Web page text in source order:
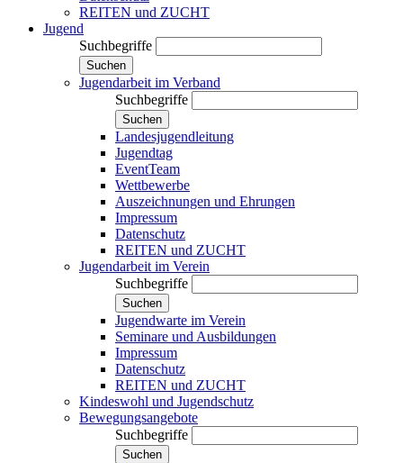
REITEN und ZUCHT
Jugend
Suchbegriffe
Suchen
Jugendarbeit im Verband
Suchbegriffe
Suchen
Landesjugendleitung
Jugendtag
EventTeam
Wettbewerbe
Auszeichnungen und Ehrungen
Impressum
Datenschutz
REITEN und ZUCHT
Jugendarbeit im Verein
Suchbegriffe
Suchen
Jugendwarte im Verein
Seminare und Ausbildungen
Impressum
Datenschutz
REITEN und ZUCHT
Kindeswohl und Jugendschutz
Bewegungsangebote
Suchbegriffe
Suchen